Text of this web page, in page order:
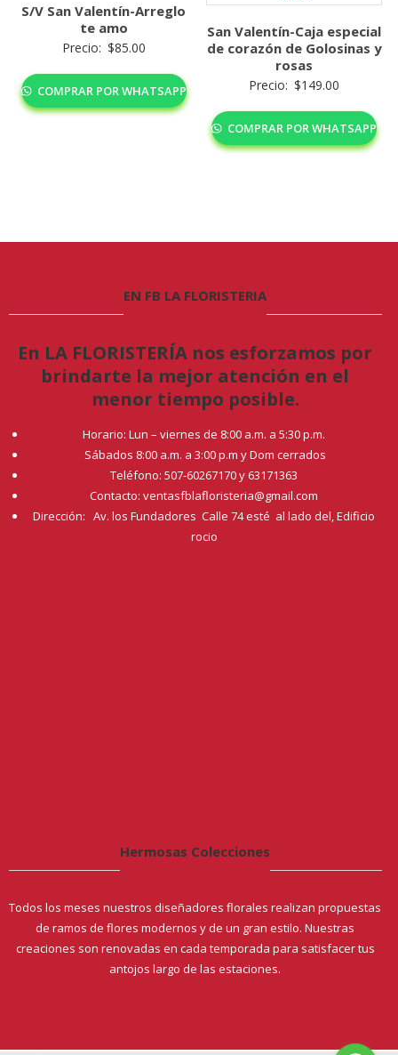
S/V San Valentín-Arreglo
te amo
Precio: $85.00
COMPRAR POR WHATSAPP
San Valentín-Caja especial
de corazón de Golosinas y
rosas
Precio: $149.00
COMPRAR POR WHATSAPP
EN FB LA FLORISTERIA
En LA FLORISTERÍA nos esforzamos por
brindarte la mejor atención en el
menor tiempo posible.
Horario: Lun – viernes de 8:00 a.m. a 5:30 p.m.
Sábados 8:00 a.m. a 3:00 p.m y Dom cerrados
Teléfono: 507-60267170 y 63171363
Contacto: ventasfblafloristeria@gmail.com
Dirección: Av. los Fundadores Calle 74 esté al lado del, Edificio
rocio
Hermosas Colecciones
Todos los meses nuestros diseñadores florales realizan propuestas
de ramos de flores modernos y de un gran estilo. Nuestras
creaciones son renovadas en cada temporada para satisfacer tus
antojos largo de las estaciones.